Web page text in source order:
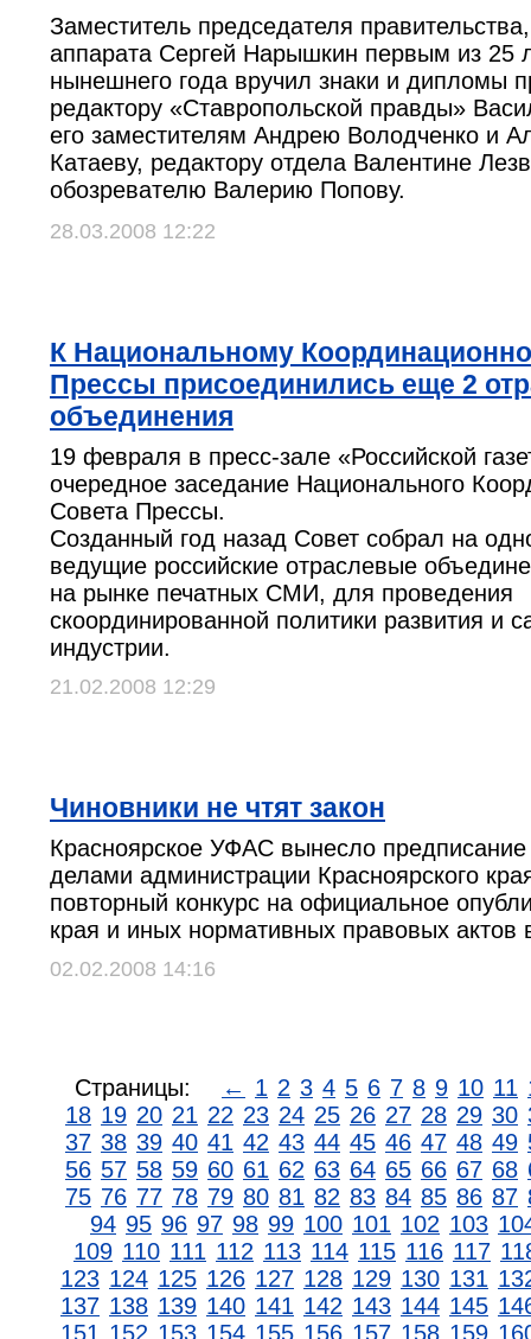
Заместитель председателя
аппарата Сергей Нарышкин первым из 25
нынешнего года вручил знаки и дипломы
редактору «Ставропольской правды»
его заместителям Андрею Володченко и
Катаеву, редактору отдела Валентине
обозревателю Валерию Попову.
28.03.2008 12:22
К Национальному
Прессы присоединились еще 2
объединения
19 февраля в пресс-зале «Российской
очередное заседание Национального
Совета Прессы.
Созданный год назад Совет собрал на
ведущие российские отраслевые
на рынке печатных СМИ, для проведения
скоординированной политики развития и
индустрии.
21.02.2008 12:29
Чиновники не чтят закон
Красноярское УФАС вынесло
делами администрации Красноярского
повторный конкурс на официальное
края и иных нормативных правовых актов
02.02.2008 14:16
Страницы: ← 1 2 3 4 5 6 7 8 9 10 11
18 19 20 21 22 23 24 25 26 27 28 29 30
37 38 39 40 41 42 43 44 45 46 47 48 49
56 57 58 59 60 61 62 63 64 65 66 67 68
75 76 77 78 79 80 81 82 83 84 85 86 87
94 95 96 97 98 99 100 101 102 103
109 110 111 112 113 114 115 116 117
123 124 125 126 127 128 129 130 131
137 138 139 140 141 142 143 144 145
151
152 153 154 155 156 157 158 159